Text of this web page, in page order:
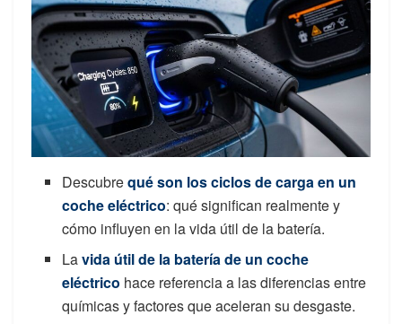
Descubrequé son los ciclos de carga en un
coche eléctrico: qué significan realmente y
cómo influyen en la vida útil de la batería.
Lavida útil de la batería de un coche
eléctrico hace referencia a las diferencias entre
químicas y factores que aceleran su desgaste.